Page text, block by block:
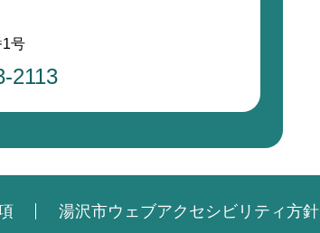
号
2113
湯沢市ウェブアクセシビリティ方針